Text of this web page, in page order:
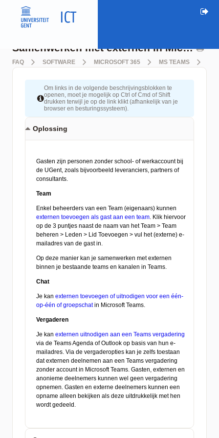
Samenwerken met externen in Microsoft Teams
FAQ SOFTWARE MICROSOFT 365 MS TEAMS
Om links in de volgende beschrijvingsblokken te
openen, moet je mogelijk op Ctrl of Cmd of Shift
drukken terwijl je op de link klikt (afhankelijk van je
browser en besturingssysteem).
Oplossing